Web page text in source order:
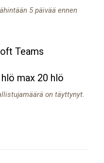
5 päivää ennen
Teams
max 20 hlö
on täyttynyt.